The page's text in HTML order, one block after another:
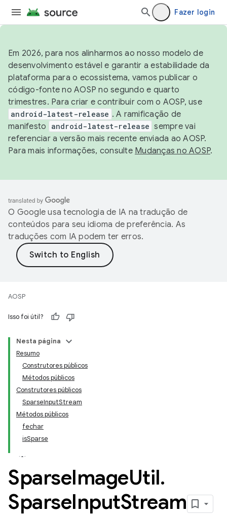
Fazer login
Em 2026, para nos alinharmos ao nosso modelo de
desenvolvimento estável e garantir a estabilidade da
plataforma para o ecossistema, vamos publicar o
código-fonte no AOSP no segundo e quarto
trimestres. Para criar e contribuir com o AOSP, use
android-latest-release . A ramificação de
manifesto
android-latest-release sempre vai
referenciar a versão mais recente enviada ao AOSP.
Para mais informações, consulte Mudanças no AOSP.
O Google usa tecnologia de IA na tradução de
conteúdos para seu idioma de preferência. As
traduções com IA podem ter erros.
AOSP
Isso foi útil?
Nesta página
Resumo
Construtores públicos
Métodos públicos
Construtores públicos
SparseInputStream
Métodos públicos
fechar
isSparse
SparseImageUtil.
SparseInputStream